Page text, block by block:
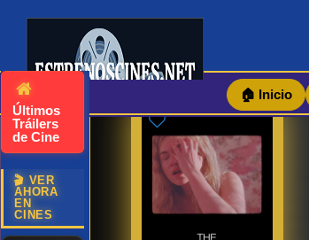
Últimos
Tráilers
de Cine
🎬 VER
AHORA
EN
CINES
🏠 Inicio